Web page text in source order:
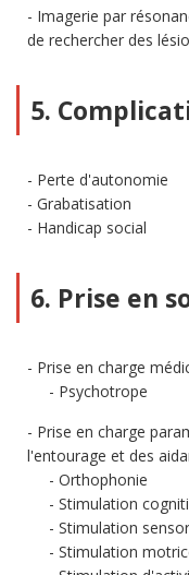
Imagerie par
de rechercher des
5.
Perte d'autonomie
Grabatisation
Handicap social
6. Prise en
Prise en charge
Psychotrope
Prise en charge
l'entourage et des
Orthophonie
Stimulation
Stimulation
Stimulation